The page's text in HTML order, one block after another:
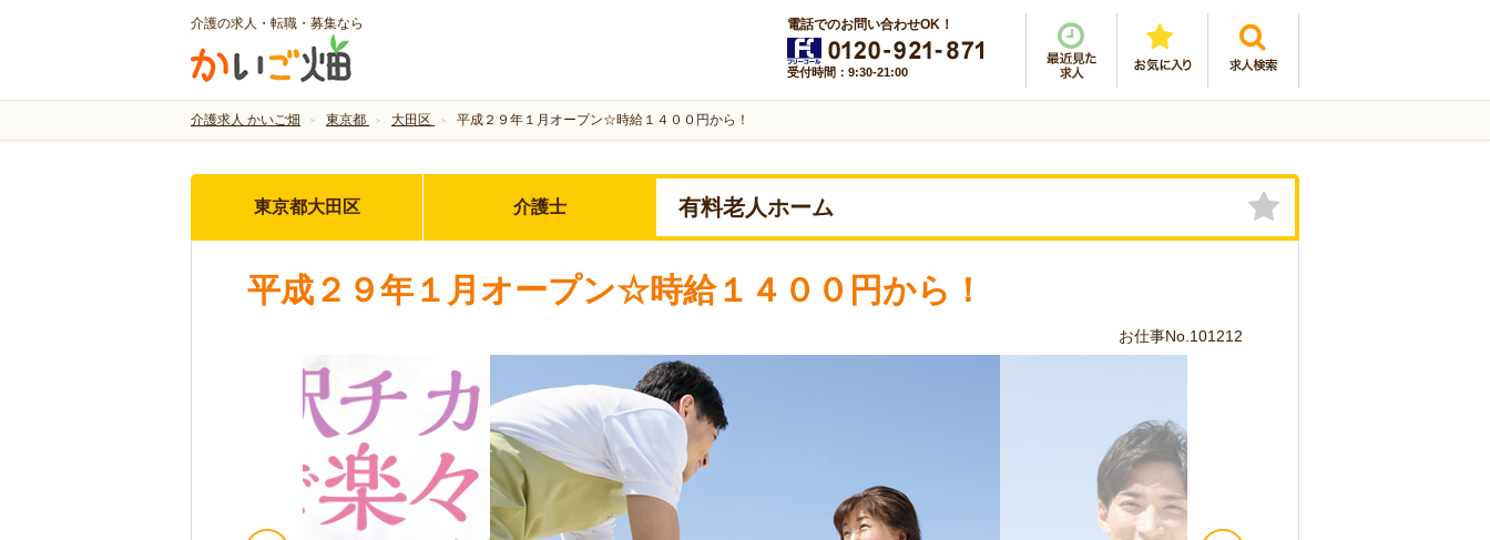
介護の求人・転職・募集なら 電話でのお問い合わせOK！
受付時間：9:30-21:00
介護求人 かいご畑 東京都 大田区 平成２９年１月オープン☆時給１４００円から！
東京都大田区 介護士 有料老人ホーム
平成２９年１月オープン☆時給１４００円から！
お仕事No.101212